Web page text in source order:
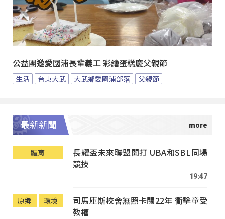
公益團邀愛國浦長輩義工 彩繪蛋糕慶父親節
生活 台東大武 大武鄉愛國浦部落 父親節
最新新聞
體育
長耀盃未來聯盟開打 UBA和SBL同場
競技
19:47
原鄉 環境
司馬庫斯校舍無照卡關22年 衝擊童受
教權